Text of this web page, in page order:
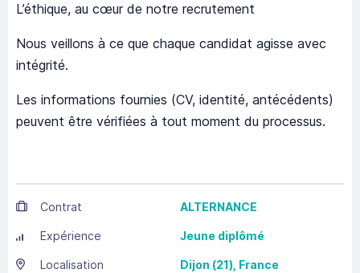
L’éthique, au cœur de notre recrutement
Nous veillons à ce que chaque candidat agisse avec
intégrité.
Les informations fournies (CV, identité, antécédents)
peuvent être véri­fiées à tout moment du processus.
Contrat ALTERNANCE
Expérience Jeune diplômé
Localisation Dijon (21), France